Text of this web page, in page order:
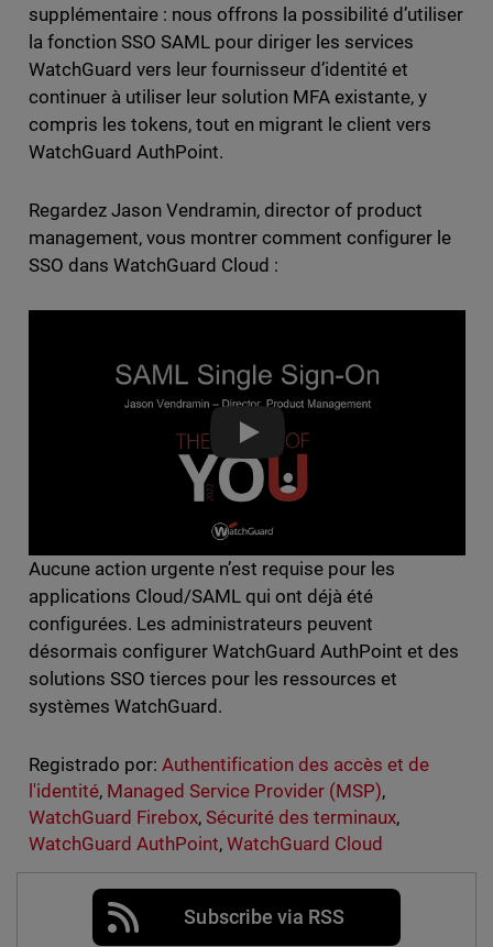
supplémentaire : nous offrons la possibilité d’utiliser
la fonction SSO SAML pour diriger les services
WatchGuard vers leur fournisseur d’identité et
continuer à utiliser leur solution MFA existante, y
compris les tokens, tout en migrant le client vers
WatchGuard AuthPoint.
Regardez Jason Vendramin, director of product
management, vous montrer comment configurer le
SSO dans WatchGuard Cloud :
Partner Blog - Introducing
Aucune action urgente n’est requise pour les
applications Cloud/SAML qui ont déjà été
configurées. Les administrateurs peuvent
désormais configurer WatchGuard AuthPoint et des
solutions SSO tierces pour les ressources et
systèmes WatchGuard.
Registrado por: Authentification des accès et de
l'identité, Managed Service Provider (MSP),
WatchGuard Firebox, Sécurité des terminaux,
WatchGuard AuthPoint, WatchGuard Cloud
Subscribe via RSS